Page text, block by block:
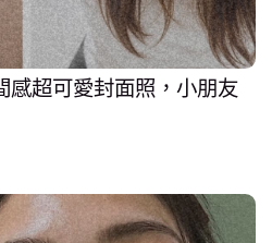
感超可愛封面照，小朋友